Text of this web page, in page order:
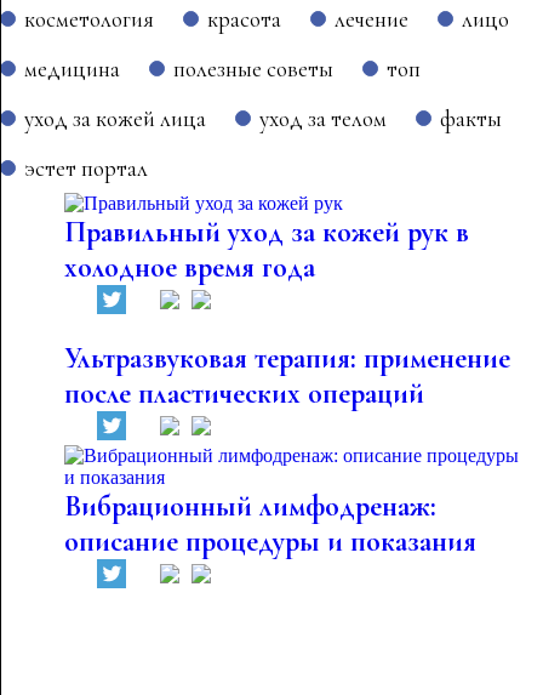
косметология
красота лечение
лицо
медицина
полезные советы
топ
уход за кожей лица
уход за телом
факты
эстет портал
Правильный уход за кожей рук в
холодное время года
Ультразвуковая терапия: применение
после пластических операций
Вибрационный лимфодренаж:
описание процедуры и показания